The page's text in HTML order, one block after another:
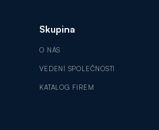
Skupina
O NÁS
VEDENÍ SPOLEČNOSTI
KATALOG FIREM